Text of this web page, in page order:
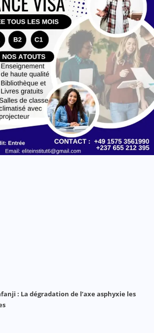
: La dégradation de l’axe asphyxie les